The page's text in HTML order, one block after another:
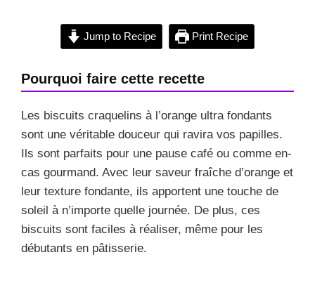
Jump to Recipe Print Recipe
Pourquoi faire cette recette
Les biscuits craquelins à l’orange ultra fondants
sont une véritable douceur qui ravira vos papilles.
Ils sont parfaits pour une pause café ou comme en-
cas gourmand. Avec leur saveur fraîche d’orange et
leur texture fondante, ils apportent une touche de
soleil à n’importe quelle journée. De plus, ces
biscuits sont faciles à réaliser, même pour les
débutants en pâtisserie.